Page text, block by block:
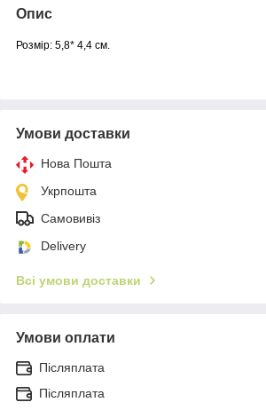
Опис
Розмір: 5,8* 4,4 см.
Умови доставки
Нова Пошта
Укрпошта
Самовивіз
Delivery
Всі умови доставки
Умови оплати
Післяплата
Післяплата